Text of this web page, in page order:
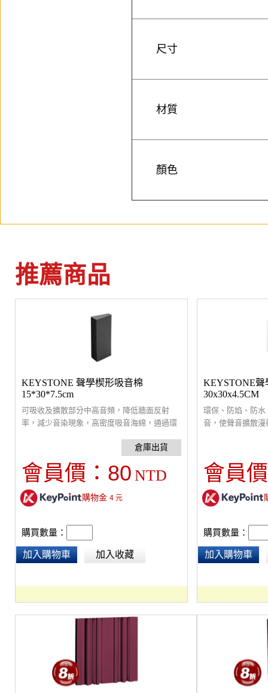
尺寸
材質
顏色
推薦商品
KEYSTONE 聲學楔形吸音棉
15*30*7.5cm
可吸收及擴散部分中高音頻，降低牆面反射
率，減少音染現象，高密度吸音海綿，通過環
簡便，可使用噴膠或透過輔助的懸掛配件進行
掛裝。
會員價： 80 NTD
購物金 4元
購買數量：
加入購物車 加入收藏
KEYSTONE聲
30x30x4.5CM
環保、防焰、防
音，使聲音擴散
音，搭配吸音板
舒適度。通常貼
輔助的懸掛配件
會員
購買數量：
加入購物車